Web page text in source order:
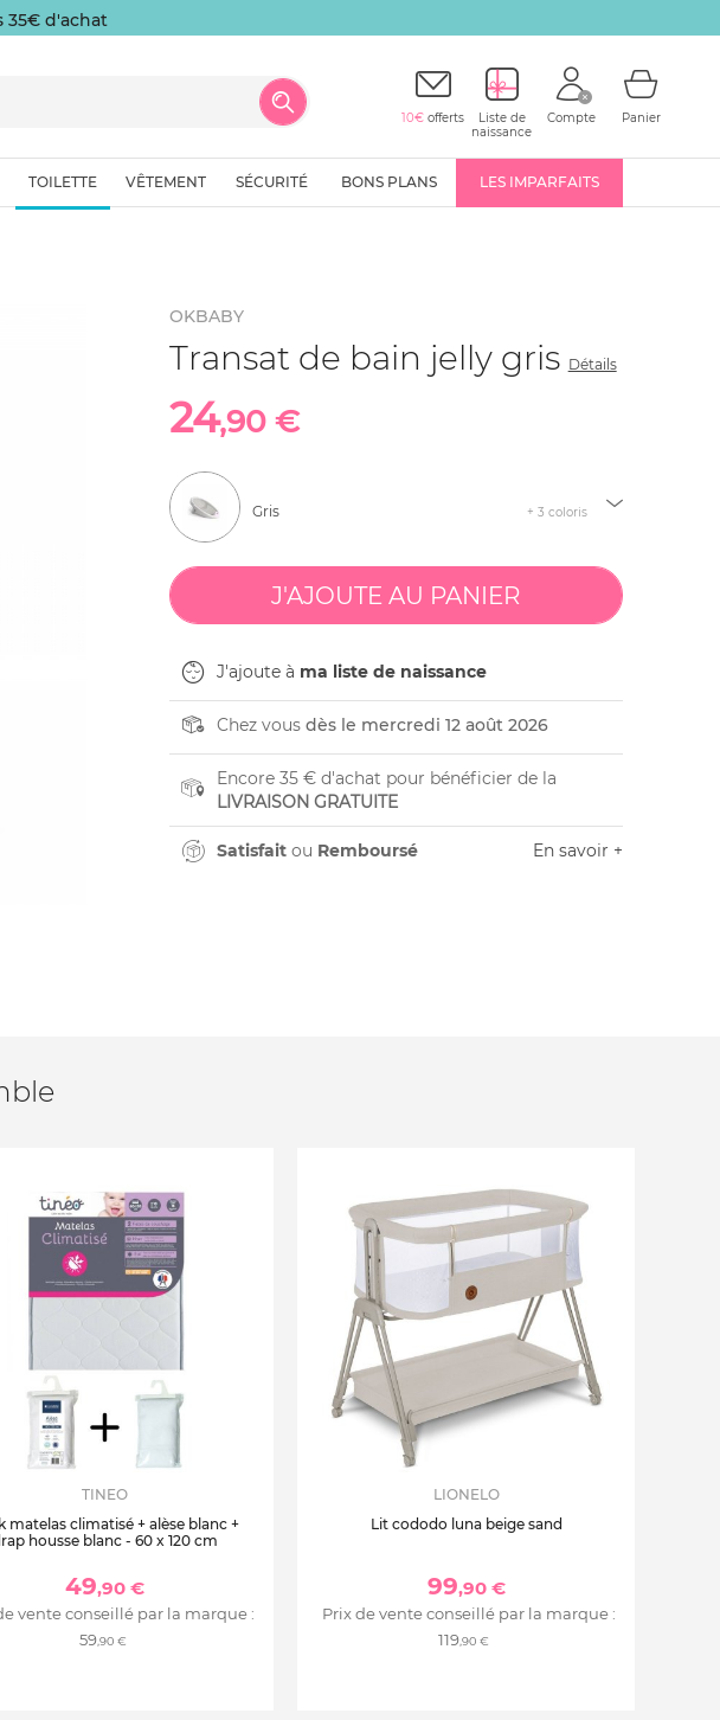
35€ d'achat
10€ offerts
Liste de
naissance
Compte Panier
TOILETTE VÊTEMENT SÉCURITÉ BONS PLANS LES IMPARFAITS
OKBABY
Transat de bain jelly gris Détails
24,90 €
Gris + 3 coloris
J'ajoute à ma liste de naissance
Chez vous dès le mercredi 12 août 2026
Encore 35 € d'achat pour bénéficier de la
LIVRAISON GRATUITE
Satisfaitou Remboursé En savoir +
TINEO
matelas climatisé + alèse blanc +
housse blanc - 60 x 120 cm
49,90 €
vente conseillé par la marque :
59,90 €
LIONELO
Lit cododo luna beige sand
99,90 €
Prix de vente conseillé par la marque :
119,90 €